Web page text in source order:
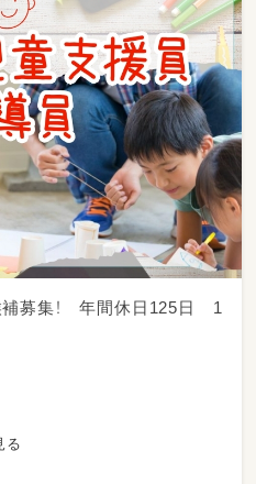
募集！ 年間休日125日 1
る